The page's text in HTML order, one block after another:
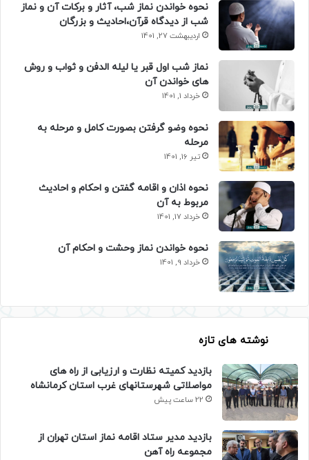
نحوه خواندن نماز شب، آثار و برکات آن و نماز
شب از دیدگاه قرآن،احادیث و بزرگان
اردیبهشت 27, 1401
نماز شب اول قبر یا لیله الدفن و ثواب و روش
های خواندن آن
خرداد 1, 1401
نحوه وضو گرفتن بصورت کامل و مرحله به
مرحله
تیر 16, 1401
نحوه اذان و اقامه گفتن و احکام و احادیث
مربوط به آن
خرداد 17, 1401
نحوه خواندن نماز وحشت و احکام آن
خرداد 9, 1401
نوشته های تازه
بازدید کمیته نظارت و ارزیابی از راه های
مواصلاتی شهرستانهای غرب استان کرمانشاه
22 ساعت پیش
بازدید مدیر ستاد اقامه نماز استان تهران از
مجموعه راه آهن